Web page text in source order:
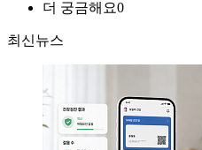
더 궁금해요0
최신뉴스